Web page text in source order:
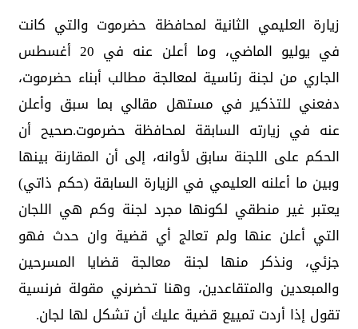
زيارة العليمي الثانية لمحافظة حضرموت والتي كانت
في يوليو الماضي، وما أعلن عنه في 20 أغسطس
الجاري من لجنة رئاسية لمعالجة مطالب أبناء حضرموت،
دفعني للتذكير في مستهل مقالي بما سبق وأعلن
عنه في زيارته السابقة لمحافظة حضرموت.صحيح أن
الحكم على اللجنة سابق لأوانه، إلى أن المقارنة بينها
وبين ما أعلنه العليمي في الزيارة السابقة (حكم ذاتي)
يعتبر غير منطقي لكونها مجرد لجنة وكم هي اللجان
التي أعلن عنها ولم تعالج أي قضية وان حدث فهو
جزئي، ونذكر منها لجنة معالجة قضايا المسرحين
والمبعدين والمتقاعدين، وهنا تحضرني مقولة فرنسية
تقول إذا أردت تمييع قضية عليك أن تشكل لها لجان.